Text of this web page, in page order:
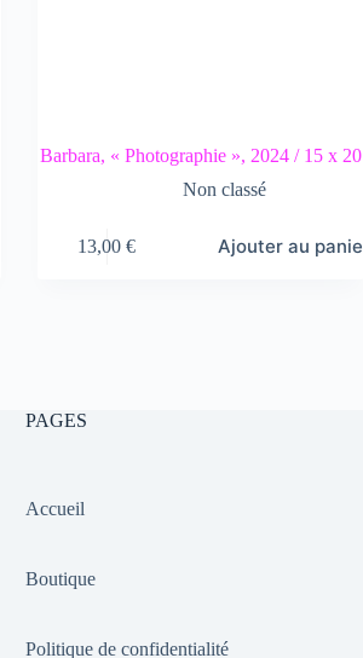
Barbara, « Photographie », 2024 / 15 x 20
Non classé
13,00€ Ajouter au panier
PAGES
Accueil
Boutique
Politique de confidentialité